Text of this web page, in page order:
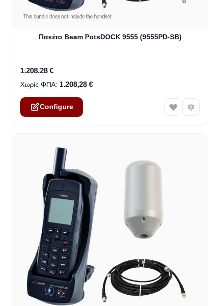
Πακέτο Beam PotsDOCK 9555 (9555PD-SB)
The price depends on the options chosen on the product
1.208,28 €
1.208,28 €
Configure